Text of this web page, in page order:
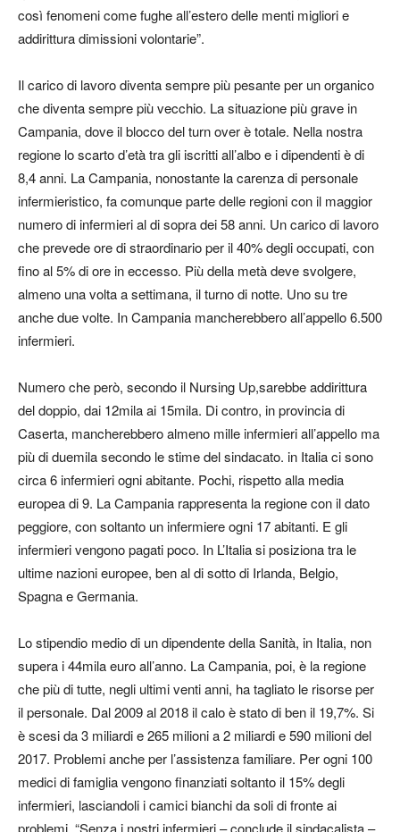
così fenomeni come fughe all’estero delle menti migliori e
addirittura dimissioni volontarie”.
Il carico di lavoro diventa sempre più pesante per un organico
che diventa sempre più vecchio. La situazione più grave in
Campania, dove il blocco del turn over è totale. Nella nostra
regione lo scarto d’età tra gli iscritti all’albo e i dipendenti è di
8,4 anni. La Campania, nonostante la carenza di personale
infermieristico, fa comunque parte delle regioni con il maggior
numero di infermieri al di sopra dei 58 anni. Un carico di lavoro
che prevede ore di straordinario per il 40% degli occupati, con
fino al 5% di ore in eccesso. Più della metà deve svolgere,
almeno una volta a settimana, il turno di notte. Uno su tre
anche due volte. In Campania mancherebbero all’appello 6.500
infermieri.
Numero che però, secondo il Nursing Up,sarebbe addirittura
del doppio, dai 12mila ai 15mila. Di contro, in provincia di
Caserta, mancherebbero almeno mille infermieri all’appello ma
più di duemila secondo le stime del sindacato. in Italia ci sono
circa 6 infermieri ogni abitante. Pochi, rispetto alla media
europea di 9. La Campania rappresenta la regione con il dato
peggiore, con soltanto un infermiere ogni 17 abitanti. E gli
infermieri vengono pagati poco. In L’Italia si posiziona tra le
ultime nazioni europee, ben al di sotto di Irlanda, Belgio,
Spagna e Germania.
Lo stipendio medio di un dipendente della Sanità, in Italia, non
supera i 44mila euro all’anno. La Campania, poi, è la regione
che più di tutte, negli ultimi venti anni, ha tagliato le risorse per
il personale. Dal 2009 al 2018 il calo è stato di ben il 19,7%. Si
è scesi da 3 miliardi e 265 milioni a 2 miliardi e 590 milioni del
2017. Problemi anche per l’assistenza familiare. Per ogni 100
medici di famiglia vengono finanziati soltanto il 15% degli
infermieri, lasciandoli i camici bianchi da soli di fronte ai
problemi. “Senza i nostri infermieri – conclude il sindacalista –